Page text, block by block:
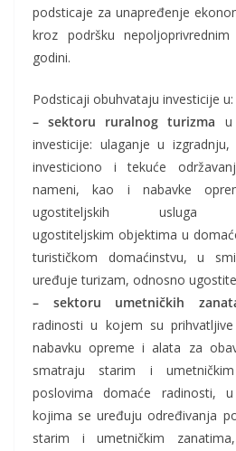
podsticaje za unapređenje
kroz podršku
godini.
Podsticaji obuhvataju investicije u:
– sektoru ruralnog turizma u
investicije: ulaganje u
investiciono i tekuće
nameni, kao i nabavke
ugostiteljskih
ugostiteljskim objektima u
turističkom domaćinstvu, u
uređuje turizam, odnosno
– sektoru umetničkih
radinosti u kojem su
nabavku opreme i alata za
smatraju starim i
poslovima domaće radinosti,
kojima se uređuju određivanja
starim i umetničkim